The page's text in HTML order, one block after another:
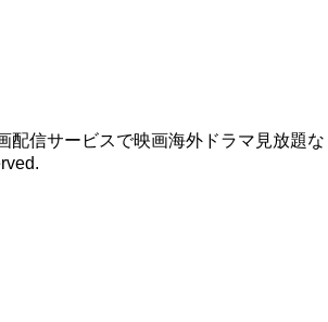
配信サービスで映画海外ドラマ見放題な